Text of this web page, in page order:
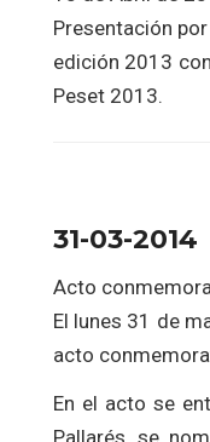
Presentación
edición 2013
Peset 2013.
31-03-2014
Acto
El lunes 31 de
acto
En el acto se
Pallarés, se